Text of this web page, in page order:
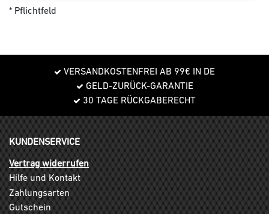
Pflichtfeld
VERSANDKOSTENFREI AB 99€ IN DE
GELD-ZURÜCK-GARANTIE
30 TAGE RÜCKGABERECHT
KUNDENSERVICE
Vertrag widerrufen
Hilfe und Kontakt
Zahlungsarten
Gutschein